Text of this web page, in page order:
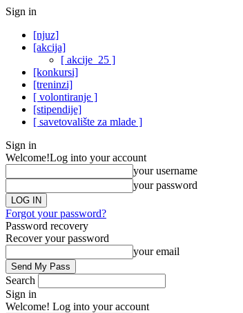
Sign in
[njuz]
[akcija]
[ akcije_25 ]
[konkursi]
[treninzi]
[ volontiranje ]
[stipendije]
[ savetovalište za mlade ]
Sign in
Welcome!Log into your account
your username
your password
Forgot your password?
Password recovery
Recover your password
your email
Search
Sign in
Welcome! Log into your account